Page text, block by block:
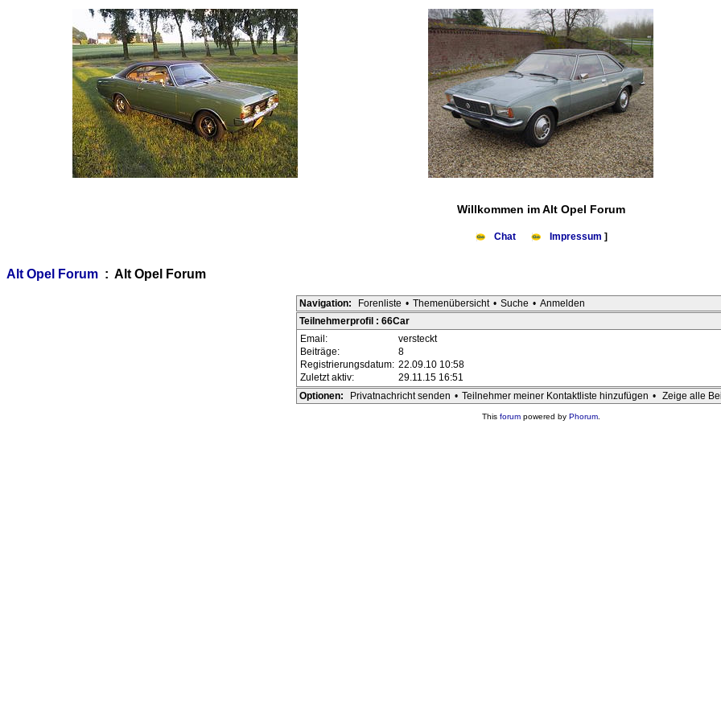
Willkommen im Alt Opel Forum
Chat Impressum ]
Alt Opel Forum : Alt Opel Forum
Navigation: Forenliste • Themenübersicht • Suche • Anmelden
Teilnehmerprofil : 66Car
Email:
versteckt
Beiträge:
8
Registrierungsdatum: 22.09.10 10:58
Zuletzt aktiv:
29.11.15 16:51
Optionen:
Privatnachricht senden • Teilnehmer meiner Kontaktliste hinzufügen • Zeige alle
This forumpowered by Phorum.